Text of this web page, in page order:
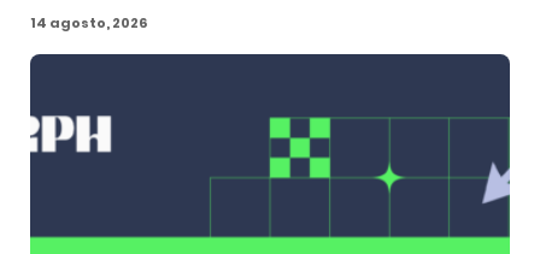
14 agosto, 2026